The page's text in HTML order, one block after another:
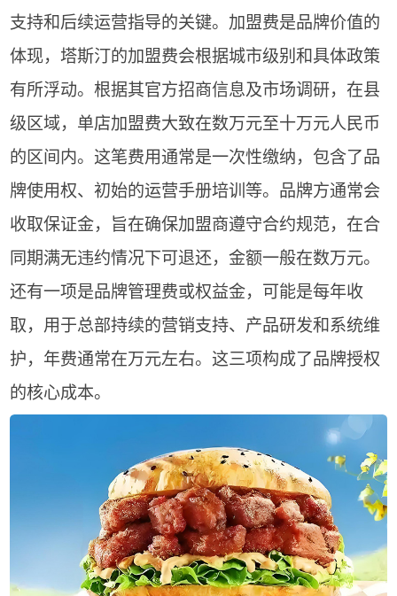
支持和后续运营指导的关键。加盟费是品牌价值的
体现，塔斯汀的加盟费会根据城市级别和具体政策
有所浮动。根据其官方招商信息及市场调研，在县
级区域，单店加盟费大致在数万元至十万元人民币
的区间内。这笔费用通常是一次性缴纳，包含了品
牌使用权、初始的运营手册培训等。品牌方通常会
收取保证金，旨在确保加盟商遵守合约规范，在合
同期满无违约情况下可退还，金额一般在数万元。
还有一项是品牌管理费或权益金，可能是每年收
取，用于总部持续的营销支持、产品研发和系统维
护，年费通常在万元左右。这三项构成了品牌授权
的核心成本。